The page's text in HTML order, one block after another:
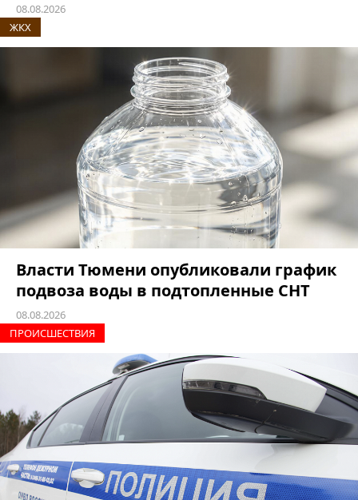
08.08.2026
ЖКХ
Власти Тюмени опубликовали график
подвоза воды в подтопленные СНТ
08.08.2026
ПРОИCШЕСТВИЯ